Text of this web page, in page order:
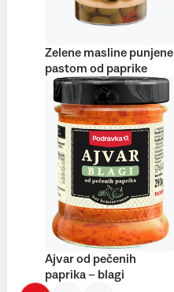
Zelene masline punjene
pastom od paprike
Ajvar od pečenih
paprika – blagi